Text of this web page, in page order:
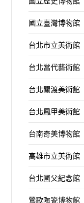
國立臺灣博物館
台北市立美術館
台北當代藝術館
台北關渡美術館
台北鳳甲美術館
台南奇美博物館
高雄市立美術館
台北國父紀念館
鶯歌陶瓷博物館